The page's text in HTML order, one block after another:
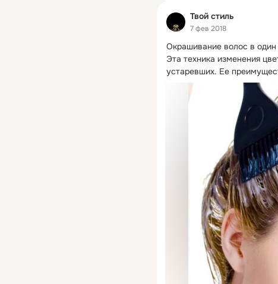
Твой стиль
7 фев 2018
Окрашивание волос в один
Эта техника изменения
устаревших. Ее